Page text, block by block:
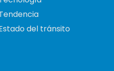
del tránsito